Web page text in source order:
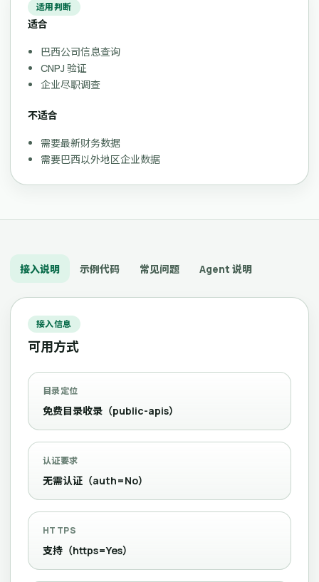
适用判断
适合
巴西公司信息查询
CNPJ 验证
企业尽职调查
不适合
需要最新财务数据
需要巴西以外地区企业数据
接入说明 示例代码 常见问题 Agent 说明
接入信息
可用方式
目录定位
免费目录收录（public-apis）
认证要求
无需认证（auth=No）
HTTPS
支持（https=Yes）